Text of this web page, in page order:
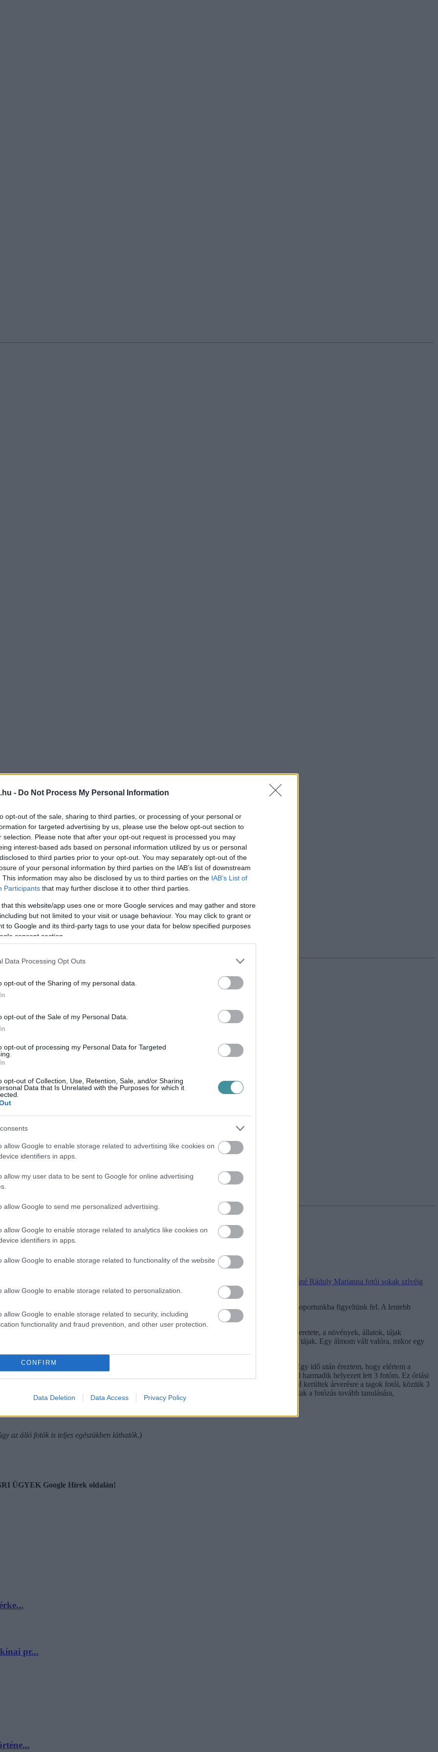
- Do Not Process My Personal Information
opt-out of the sale, sharing to third parties, or processing of your personal or
for targeted advertising by us, please use the below opt-out section to
selection. Please note that after your opt-out request is processed you may
interest-based ads based on personal information utilized by us or personal
to third parties prior to your opt-out. You may separately opt-out of the
of your personal information by third parties on the IAB’s list of downstream
This information may also be disclosed by us to third parties on the IAB’s List of
Participants that may further disclose it to other third parties.
that this website/app uses one or more Google services and may gather and store
but not limited to your visit or usage behaviour. You may click to grant or
to Google and its third-party tags to use your data for below specified purposes
consent section.
Data Processing Opt Outs
opt-out of the Sharing of my personal data.
opt-out of the Sale of my Personal Data.
opt-out of processing my Personal Data for Targeted
opt-out of Collection, Use, Retention, Sale, and/or Sharing
Data that Is Unrelated with the Purposes for which it
allow Google to enable storage related to advertising like cookies on
identifiers in apps.
allow my user data to be sent to Google for online advertising
allow Google to send me personalized advertising.
allow Google to enable storage related to analytics like cookies on
identifiers in apps.
allow Google to enable storage related to functionality of the website
allow Google to enable storage related to personalization.
allow Google to enable storage related to security, including
functionality and fraud prevention, and other user protection.
CONFIRM
Data Deletion Data Access Privacy Policy
prémium, amely már nem...
amely a Rapid Wi...
70 millió forintos fejl...
után sikerült megf...
– GALÉRIA
csodás város lenne – GALÉRIA
fotósok csodás képeit közölhetjük a városról. Előző galériánkat több ezren látták eddig,
Tuzáné Ráduly Marianna fotói sokak szívéig
adottságait mutathatjuk meg. András alkotásaira az
Facebook-csoportunkba figyeltünk fel. A lentebb
így meglehet, hogy például a bazilika még régi fényében mutatkozik.
küldött bemutatkozásában így ír: „Gyermekkorom óta életem része volt a természet szeretete, a növények, állatok, tájak
kedvenc elfoglaltságom maradt. Tősgyökeres alföldiként mindig is vonzottak a hegyvidéki tájak. Egy álmom vált valóra, mikor egy
végén, kis csendes falu a völgyben, madárfütty, kertbe bejáró szarvas... Hmm, hazaértünk...
kamerás mobilokon keresztül. Ahogy fejlődött a mobilfotózás, úgy fejlődtem én is vele. Egy idő után éreztem, hogy elértem a
fotókat 2008-ban titokban ismerőseim benevezték egy kelet-magyarországi fotópályázatra, ahol harmadik helyezett lett 3 fotóm. Ez óriási
színeiben a Baptista Szeretetszolgálat által rendezett "cipősdoboz akció" keretein belül kerültek árverésre a tagok fotói, köztük 3
alkotásaim, valamint fotókiállítást is rendeztek képeimből Debrecenben. Ezek mind motiváltak a fotózás tovább tanulására,
az álló fotók is teljes egészükben láthatók.)
ÜGYEK Google Hírek oldalán!
pr...